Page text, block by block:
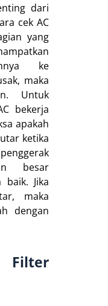
dari
cek AC
yang
ke
maka
Untuk
bekerja
apakah
ketika
besar
Jika
maka
dengan
Filter